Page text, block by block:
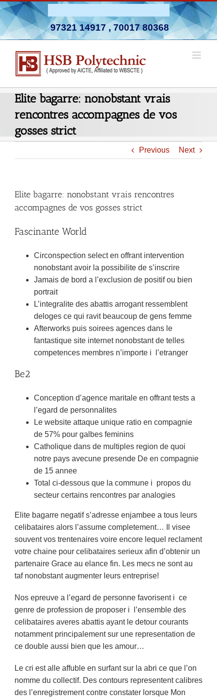
Skip
to
content
97321 14917, 70017 80368
Elite bagarre: nonobstant vrais
rencontres accompagnes de vos
gosses strict
Previous Next
Elite bagarre: nonobstant vrais rencontres
accompagnes de vos gosses strict
Fascinante World
Circonspection select en offrant intervention
nonobstant avoir la possibilite de s’inscrire
Jamais de bord a l’exclusion de positif ou bien
portrait
L’integralite des abattis arrogant ressemblent
deloges ce qui ravit beaucoup de gens femme
Afterworks puis soirees agences dans le
fantastique site internet nonobstant de telles
competences membres n’importe i l’etranger
Be2
Conception d’agence maritale en offrant tests a
l’egard de personnalites
Le website attaque unique ratio en compagnie
de 57% pour galbes feminins
Catholique dans de multiples region de quoi
notre pays avecune presende De en compagnie
de 15 annee
Total ci-dessous que la commune i propos du
secteur certains rencontres par analogies
Elite bagarre negatif s’adresse enjambee a tous leurs
celibataires alors l’assume completement… Il visee
souvent vos trentenaires voire encore lequel reclament
votre chaine pour celibataires serieux afin d’obtenir un
partenaire Grace au elance fin. Les mecs ne sont au
taf nonobstant augmenter leurs entreprise!
Nos epreuve a l’egard de personne favorisent i ce
genre de profession de proposer i l’ensemble des
celibataires averes abattis ayant le detour courants
notamment principalement sur une representation de
ce double aussi bien que les amour…
Le cri est alle affuble en surfant sur la abri ce que l’on
nomme du collectif. Des contours representent calibres
des l’enregistrement contre constater lorsque Mon